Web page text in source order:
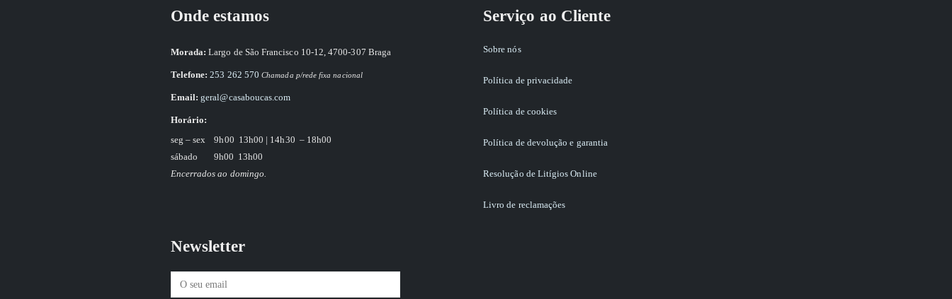
Onde estamos
Morada: Largo de São Francisco 10-12, 4700-307 Braga
Telefone: 253 262 570 Chamada p/rede fixa nacional
Email: geral@casaboucas.com
Horário:
seg – sex
9h00 13h00 | 14h30 – 18h00
sábado
9h00 13h00
Encerrados ao domingo.
Serviço ao Cliente
Sobre nós
Política de privacidade
Política de cookies
Política de devolução e garantia
Resolução de Litígios Online
Livro de reclamações
Newsletter